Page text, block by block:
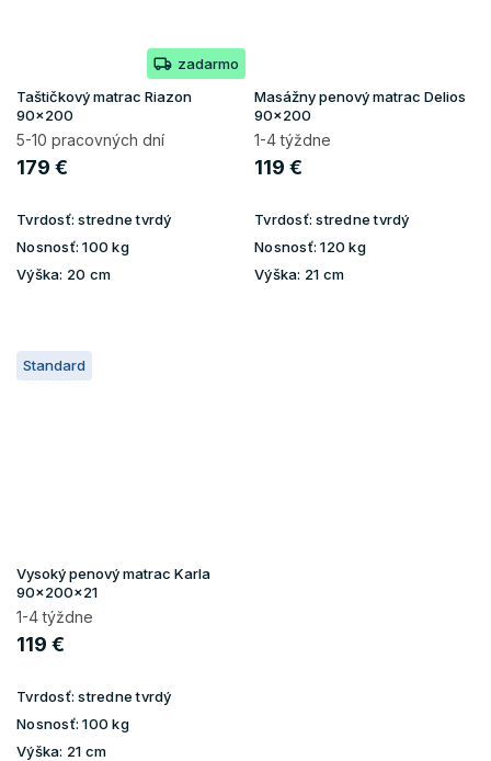
zadarmo
Taštičkový matrac Riazon
90x200
5-10 pracovných dní
179 €
Tvrdosť: stredne tvrdý
Nosnosť: 100 kg
Výška: 20 cm
Masážny penový matrac Delios
90x200
1-4 týždne
119 €
Tvrdosť: stredne tvrdý
Nosnosť: 120 kg
Výška: 21 cm
Standard
Vysoký penový matrac Karla
90x200x21
1-4 týždne
119 €
Tvrdosť: stredne tvrdý
Nosnosť: 100 kg
Výška: 21 cm